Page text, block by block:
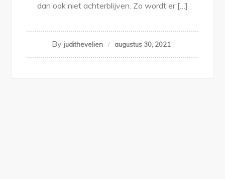
dan ook niet achterblijven. Zo wordt er […]
By judithevelien augustus 30, 2021